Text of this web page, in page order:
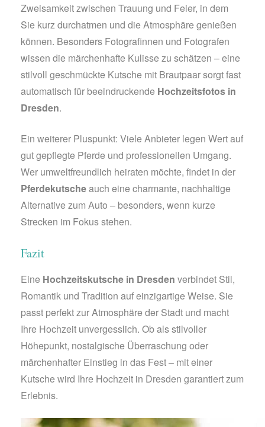
Zweisamkeit zwischen Trauung und Feier, in dem
Sie kurz durchatmen und die Atmosphäre genießen
können. Besonders Fotografinnen und Fotografen
wissen die märchenhafte Kulisse zu schätzen – eine
stilvoll geschmückte Kutsche mit Brautpaar sorgt fast
automatisch für beeindruckende Hochzeitsfotos in
Dresden.
Ein weiterer Pluspunkt: Viele Anbieter legen Wert auf
gut gepflegte Pferde und professionellen Umgang.
Wer umweltfreundlich heiraten möchte, findet in der
Pferdekutscheauch eine charmante, nachhaltige
Alternative zum Auto – besonders, wenn kurze
Strecken im Fokus stehen.
Fazit
Eine Hochzeitskutsche in Dresden verbindet Stil,
Romantik und Tradition auf einzigartige Weise. Sie
passt perfekt zur Atmosphäre der Stadt und macht
Ihre Hochzeit unvergesslich. Ob als stilvoller
Höhepunkt, nostalgische Überraschung oder
märchenhafter Einstieg in das Fest – mit einer
Kutsche wird Ihre Hochzeit in Dresden garantiert zum
Erlebnis.